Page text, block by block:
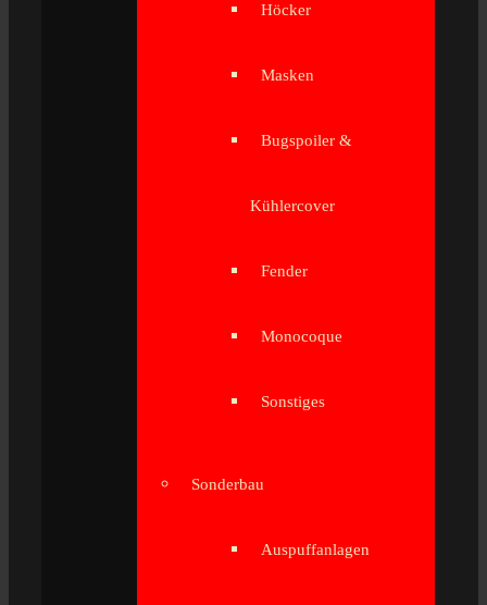
Höcker
Masken
Bugspoiler &
Kühlercover
Fender
Monocoque
Sonstiges
Sonderbau
Auspuffanlagen